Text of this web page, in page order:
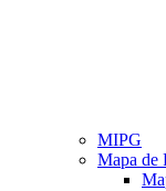
MIPG
Mapa de